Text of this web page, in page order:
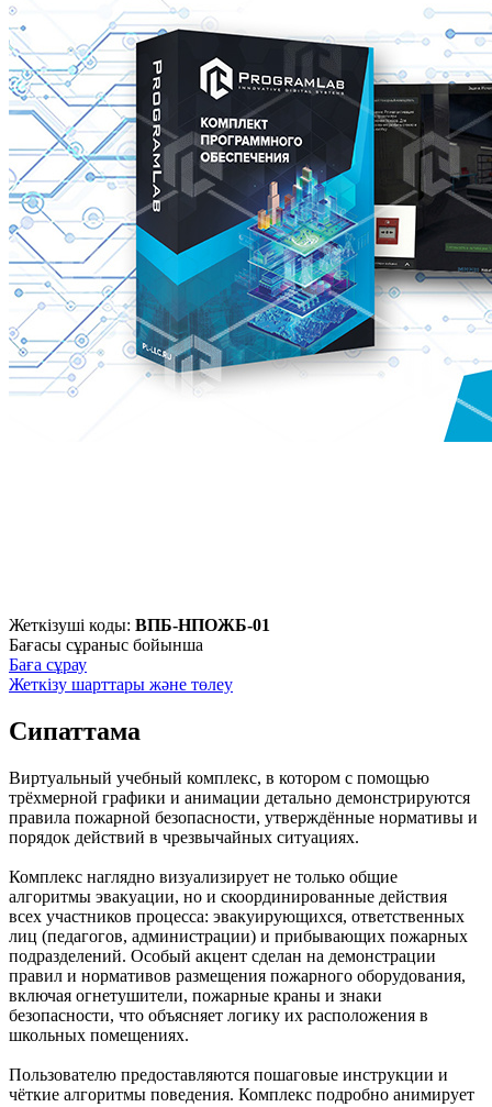
Жеткізуші коды: ВПБ-НПОЖБ-01
Бағасы сұраныс бойынша
Баға сұрау
Жеткізу шарттары және төлеу
Сипаттама
Виртуальный учебный комплекс, в котором с помощью
трёхмерной графики и анимации детально демонстрируются
правила пожарной безопасности, утверждённые нормативы и
порядок действий в чрезвычайных ситуациях.
Комплекс наглядно визуализирует не только общие
алгоритмы эвакуации, но и скоординированные действия
всех участников процесса: эвакуирующихся, ответственных
лиц (педагогов, администрации) и прибывающих пожарных
подразделений. Особый акцент сделан на демонстрации
правил и нормативов размещения пожарного оборудования,
включая огнетушители, пожарные краны и знаки
безопасности, что объясняет логику их расположения в
школьных помещениях.
Пользователю предоставляются пошаговые инструкции и
чёткие алгоритмы поведения. Комплекс подробно анимирует